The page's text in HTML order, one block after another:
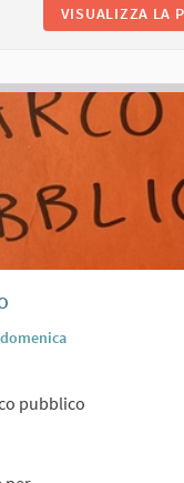
VISUALIZZA LA
pubblico